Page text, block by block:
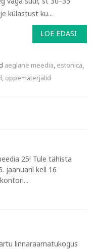
külastust ku...
LOE EDASI
aeglane meedia, estonica,
, õppematerjalid
25! Tule tähista
jaanuaril kell 16
linnaraamatukogus